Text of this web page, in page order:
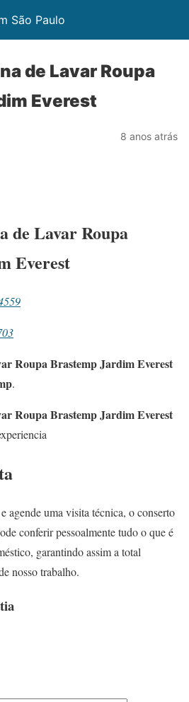
São Paulo
de Lavar Roupa
Everest
8 anos atrás
de Lavar Roupa
Everest
Roupa Brastemp Jardim Everest
.
Roupa Brastemp Jardim Everest
agende uma visita técnica, o conserto
conferir pessoalmente tudo o que é
garantindo assim a total
nosso trabalho.